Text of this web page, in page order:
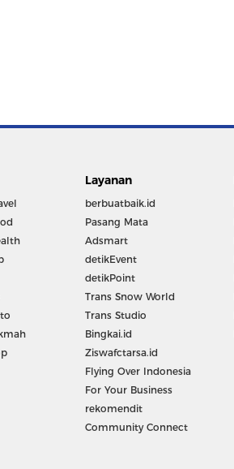
Layanan
berbuatbaik.id
Pasang Mata
Adsmart
detikEvent
detikPoint
Trans Snow World
Trans Studio
Bingkai.id
Ziswafctarsa.id
Flying Over Indonesia
For Your Business
rekomendit
Community Connect